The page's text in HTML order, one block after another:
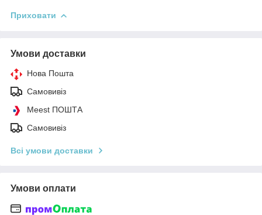
Приховати
Умови доставки
Нова Пошта
Самовивіз
Meest ПОШТА
Самовивіз
Всі умови доставки
Умови оплати